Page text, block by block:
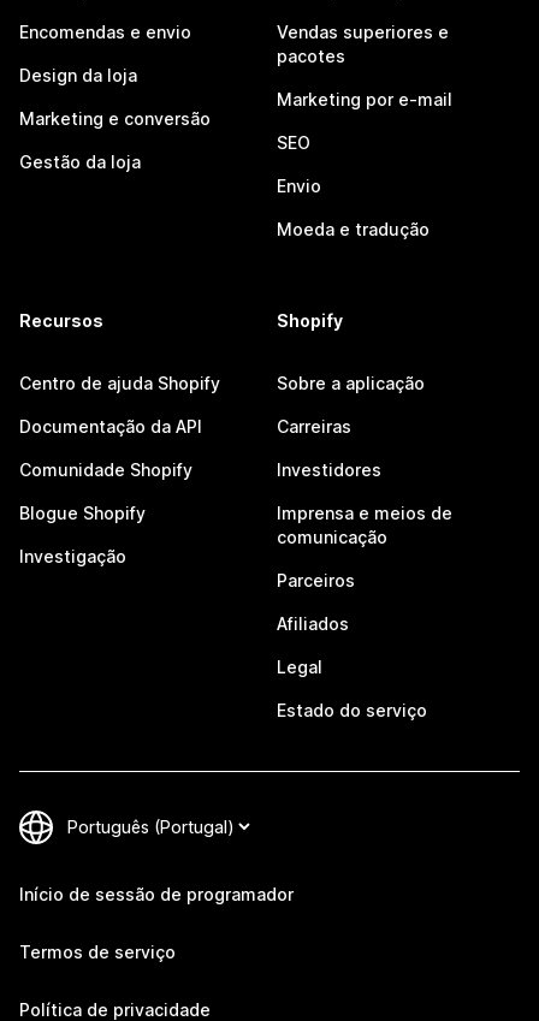
Encomendas e envio
Design da loja
Marketing e conversão
Gestão da loja
Vendas superiores e
pacotes
Marketing por e-mail
SEO
Envio
Moeda e tradução
Recursos
Centro de ajuda Shopify
Documentação da API
Comunidade Shopify
Blogue Shopify
Investigação
Shopify
Sobre a aplicação
Carreiras
Investidores
Imprensa e meios de
comunicação
Parceiros
Afiliados
Legal
Estado do serviço
Início de sessão de programador
Termos de serviço
Política de privacidade